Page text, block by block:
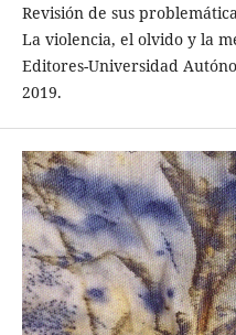
Revisión de sus
La violencia, el olvido y la
Editores-Universidad
2019.